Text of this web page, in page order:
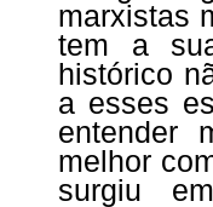
marxistas
tem a
histórico
a esses
entender
melhor
surgiu